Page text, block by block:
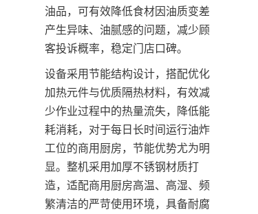
油品，可有效降低食材因油质变差
产生异味、油腻感的问题，减少顾
客投诉概率，稳定门店口碑。
设备采用节能结构设计，搭配优化
加热元件与优质隔热材料，有效减
少作业过程中的热量流失，降低能
耗消耗，对于每日长时间运行油炸
工位的商用厨房，节能优势尤为明
显。整机采用加厚不锈钢材质打
造，适配商用厨房高温、高湿、频
繁清洁的严苛使用环境，具备耐腐